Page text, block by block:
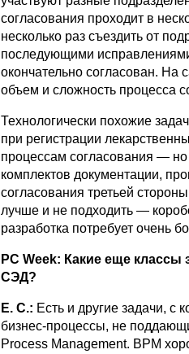
согласования проходит в
несколько раз съездить от
последующими
окончательно согласован. На
объем и сложность процесса
Технологически похожие
при регистрации
процессам согласования —
комплектов документации,
согласования третьей
лучше и не подходить —
разработка потребует очень
PC Week: Какие еще
СЭД?
Е. С.: Есть и другие задачи,
бизнес-процессы, не
Process Management. BPM